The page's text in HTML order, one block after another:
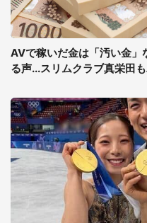
AVで稼いだ金は「汚い金」
る声...スリムクラブ真栄田